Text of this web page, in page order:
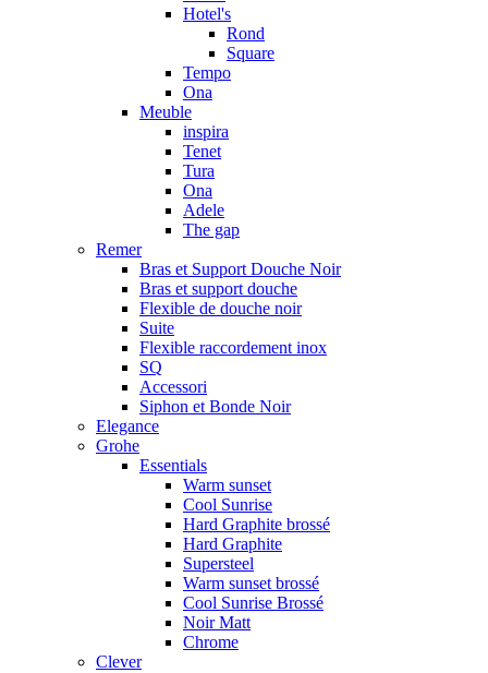
Hotel's
Rond
Square
Tempo
Ona
Meuble
inspira
Tenet
Tura
Ona
Adele
The gap
Remer
Bras et Support Douche Noir
Bras et support douche
Flexible de douche noir
Suite
Flexible raccordement inox
SQ
Accessori
Siphon et Bonde Noir
Elegance
Grohe
Essentials
Warm sunset
Cool Sunrise
Hard Graphite brossé
Hard Graphite
Supersteel
Warm sunset brossé
Cool Sunrise Brossé
Noir Matt
Chrome
Clever